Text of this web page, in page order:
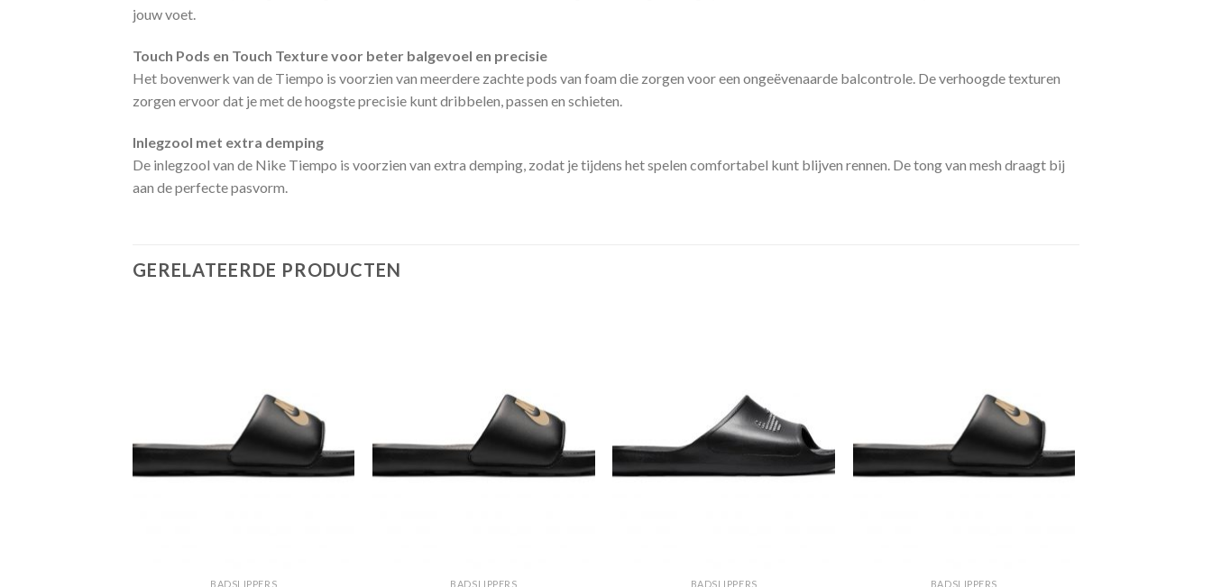
jouw voet.
Touch Pods en Touch Texture voor beter balgevoel en precisie
Het bovenwerk van de Tiempo is voorzien van meerdere zachte pods van foam die zorgen voor een ongeëvenaarde balcontrole. De verhoogde texturen
zorgen ervoor dat je met de hoogste precisie kunt dribbelen, passen en schieten.
Inlegzool met extra demping
De inlegzool van de Nike Tiempo is voorzien van extra demping, zodat je tijdens het spelen comfortabel kunt blijven rennen. De tong van mesh draagt bij
aan de perfecte pasvorm.
GERELATEERDE PRODUCTEN
BADSLIPPERS BADSLIPPERS BADSLIPPERS BADSLIPPERS